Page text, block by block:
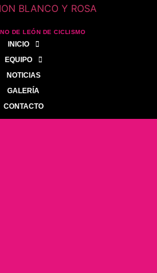
DE LEÓN DE CICLISMO
INICIO
EQUIPO
NOTICIAS
GALERÍA
CONTACTO